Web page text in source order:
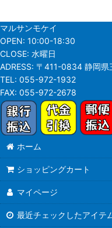
マルサンモケイ
OPEN: 10:00-18:30
CLOSE: 水曜日
ADRESS: 〒411-0834 静岡県
TEL: 055-972-1932
FAX: 055-972-2678
ホーム
ショッピングカート
マイページ
最近チェックしたアイテ